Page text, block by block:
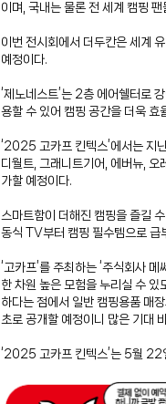
이며, 국내는 물론 전 세계 캠핑
이번 전시회에서 더두칸은 세계
예정이다.
‘제노네스트’는 2층 에어쉘터로
용할 수 있어 캠핑 공간을 더욱 효
‘2025 고카프 킨텍스’에서는 지
디월트, 그래니트기어, 에버뉴,
가할 예정이다.
스마트함이 더해진 캠핑을 즐길
동식 TV부터 캠핑 필수템으로 급
‘고카프’를 주최하는 ‘주식회사
한 차원 높은 모험을 누리실 수 있
하다는 점에서 일반 캠핑용품 매
초로 공개할 예정이니 많은 기대
‘2025 고카프 킨텍스’는 5월 22